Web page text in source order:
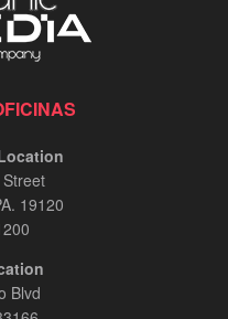
19120
Blvd